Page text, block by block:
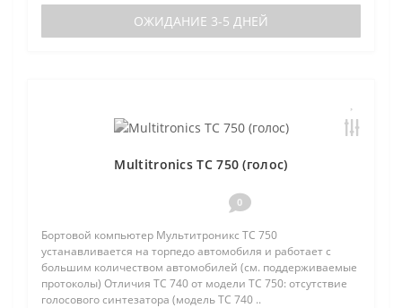
ОЖИДАНИЕ 3-5 ДНЕЙ
Multitronics TC 750 (голос)
0
Бортовой компьютер Мультитроникс TC 750
устанавливается на торпедо автомобиля и работает с
большим количеством автомобилей (см. поддерживаемые
протоколы) Отличия TC 740 от модели TC 750: отсутствие
голосового синтезатора (модель TC 740 ..